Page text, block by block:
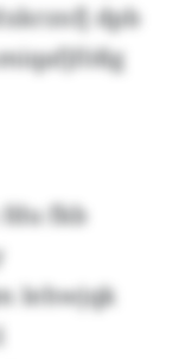
dpb
fdu fkb
Iehwjqk